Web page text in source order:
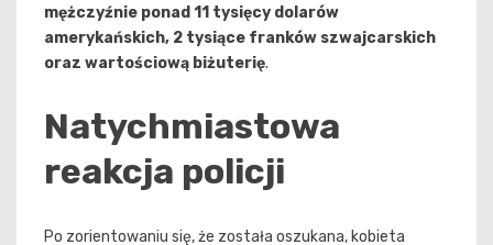
mężczyźnie ponad 11 tysięcy dolarów
amerykańskich, 2 tysiące franków szwajcarskich
oraz wartościową biżuterię.
Natychmiastowa
reakcja policji
Po zorientowaniu się, że została oszukana, kobieta